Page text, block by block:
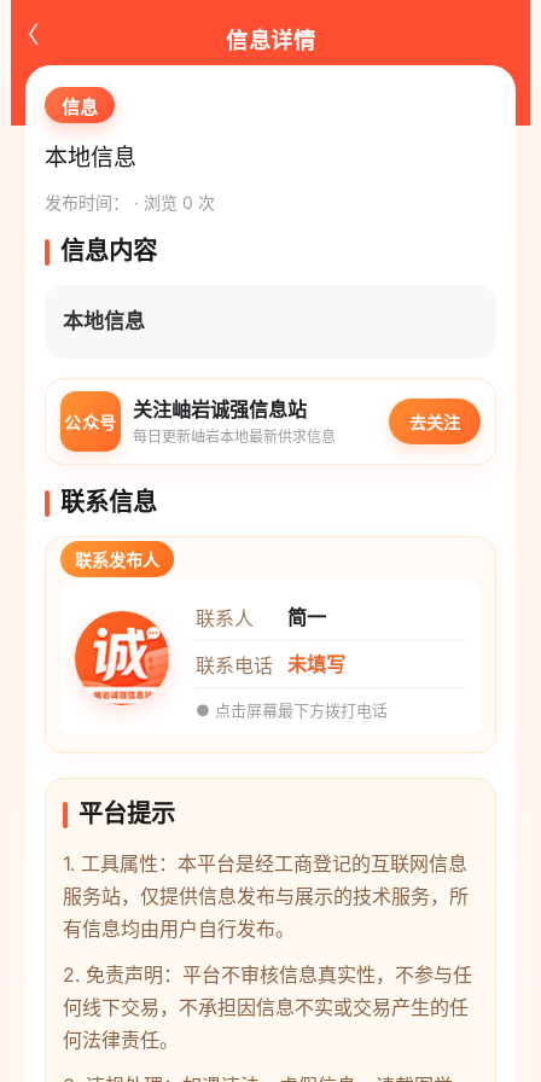
‹ 信息详情
信息
本地信息
发布时间： · 浏览 0 次
信息内容
本地信息
公众号
关注岫岩诚强信息站
每日更新岫岩本地最新供求信息
去关注
联系信息
联系发布人
联系人
简一
联系电话 未填写
● 点击屏幕最下方拨打电话
平台提示
1. 工具属性：本平台是经工商登记的互联网信息
服务站，仅提供信息发布与展示的技术服务，所
有信息均由用户自行发布。
2. 免责声明：平台不审核信息真实性，不参与任
何线下交易，不承担因信息不实或交易产生的任
何法律责任。